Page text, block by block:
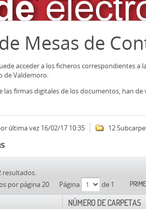
Mesas de
acceder a los ficheros correspondientes a
de Valdemoro.
las firmas digitales de los documentos, han
última vez 16/02/17 10:35 12
resultados.
por página 20
Página de 1
NÚMERO DE CARPETAS